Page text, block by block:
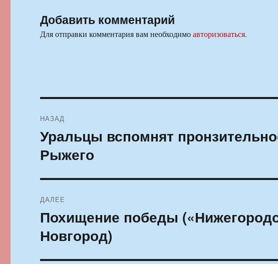
Добавить комментарий
Для отправки комментария вам необходимоавторизоваться.
по
записям
НАЗАД
Предыдущая
запись:
Уральцы вспомнят
Рыжего
ДАЛЕЕ
Следующая
Похищение победы
Новгород)